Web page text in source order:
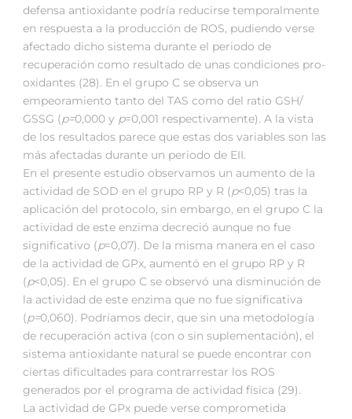
defensa antioxidante podría reducirse temporalmente
en respuesta a la producción de ROS, pudiendo verse
afectado dicho sistema durante el periodo de
recuperación como resultado de unas condiciones pro-
oxidantes (28). En el grupo C se observa un
empeoramiento tanto del TAS como del ratio GSH/
GSSG (p=0,000 y p=0,001 respectivamente). A la vista
de los resultados parece que estas dos variables son las
más afectadas durante un periodo de EII.
En el presente estudio observamos un aumento de la
actividad de SOD en el grupo RP y R (p<0,05) tras la
aplicación del protocolo, sin embargo, en el grupo C la
actividad de este enzima decreció aunque no fue
significativo (p=0,07). De la misma manera en el caso
de la actividad de GPx, aumentó en el grupo RP y R
(p<0,05). En el grupo C se observó una disminución de
la actividad de este enzima que no fue significativa
(p=0,060). Podríamos decir, que sin una metodología
de recuperación activa (con o sin suplementación), el
sistema antioxidante natural se puede encontrar con
ciertas dificultades para contrarrestar los ROS
generados por el programa de actividad física (29).
La actividad de GPx puede verse comprometida